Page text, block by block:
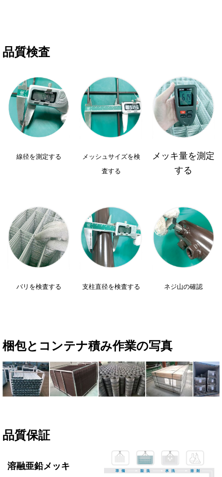
品質検査
線径を測定する メッシュサイズを検
査する
メッキ量を測定
する
バリを検査する 支柱直径を検査する ネジ山の確認
梱包とコンテナ積み作業の写真
品質保証
溶融亜鉛メッキ